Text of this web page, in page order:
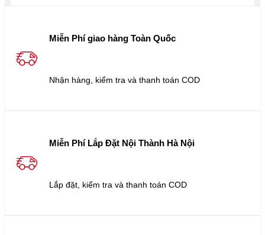
Miễn Phí giao hàng Toàn Quốc
Nhận hàng, kiểm tra và thanh toán COD
Miễn Phí Lắp Đặt Nội Thành Hà Nội
Lắp đặt, kiểm tra và thanh toán COD